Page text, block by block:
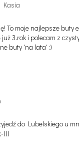
Kasia
To moje najlepsze buty
już 3.rok i polecam z
buty 'na lata' :)
do Lubelskiego u
)))